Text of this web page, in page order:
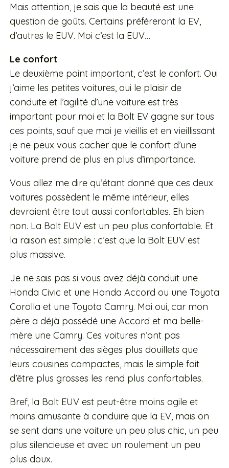
Mais attention, je sais que la beauté est une
question de goûts. Certains préféreront la EV,
d’autres le EUV. Moi c’est la EUV…
Le confort
Le deuxième point important, c’est le confort. Oui
j’aime les petites voitures, oui le plaisir de
conduite et l’agilité d’une voiture est très
important pour moi et la Bolt EV gagne sur tous
ces points, sauf que moi je vieillis et en vieillissant
je ne peux vous cacher que le confort d’une
voiture prend de plus en plus d’importance.
Vous allez me dire qu’étant donné que ces deux
voitures possèdent le même intérieur, elles
devraient être tout aussi confortables. Eh bien
non. La Bolt EUV est un peu plus confortable. Et
la raison est simple : c’est que la Bolt EUV est
plus massive.
Je ne sais pas si vous avez déjà conduit une
Honda Civic et une Honda Accord ou une Toyota
Corolla et une Toyota Camry. Moi oui, car mon
père a déjà possédé une Accord et ma belle-
mère une Camry. Ces voitures n’ont pas
nécessairement des sièges plus douillets que
leurs cousines compactes, mais le simple fait
d’être plus grosses les rend plus confortables.
Bref, la Bolt EUV est peut-être moins agile et
moins amusante à conduire que la EV, mais on
se sent dans une voiture un peu plus chic, un peu
plus silencieuse et avec un roulement un peu
plus doux.